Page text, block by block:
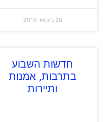
25 בינואר 2015
חדשות השבוע
בתרבות, אמנות
ותיירות